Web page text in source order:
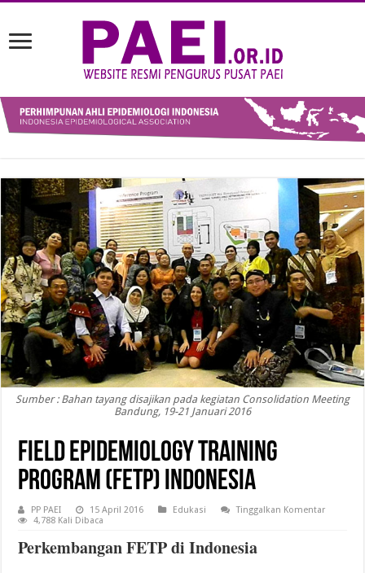
Sumber : Bahan tayang disajikan pada kegiatan Consolidation Meeting
Bandung, 19-21 Januari 2016
Field Epidemiology Training
Program (FETP) Indonesia
PP PAEI 15 April 2016 Edukasi
Tinggalkan Komentar
4,788 Kali Dibaca
Perkembangan FETP di Indonesia